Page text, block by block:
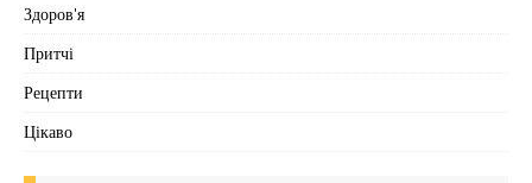
Здоров'я
Притчі
Рецепти
Цікаво